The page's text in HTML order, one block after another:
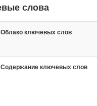
слова
Облако ключевых слов
Содержание ключевых слов